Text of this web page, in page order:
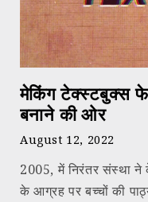
मेकिंग टेक्स्टबुक्स
बनाने की ओर
August 12, 2022
2005, में निरंतर संस्था ने
के आग्रह पर बच्चों की